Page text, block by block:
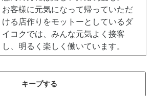
お客様に元気になって帰っていただ
ける店作りをモットーとしているダ
イコクでは、みんな元気よく接客
し、明るく楽しく働いています。
キープする